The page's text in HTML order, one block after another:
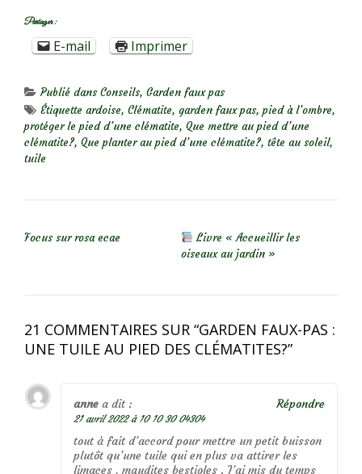
Partager :
E-mail Imprimer
Publié dansConseils, Garden faux pas
Étiquette ardoise, Clématite, garden faux pas, pied à l’ombre,
protéger le pied d’une clématite, Que mettre au pied d’une
clématite?, Que planter au pied d’une clématite?, tête au soleil,
tuile
Focus sur rosa ecae
Livre « Accueillir les
oiseaux au jardin »
21 COMMENTAIRES SUR “GARDEN FAUX-PAS :
UNE TUILE AU PIED DES CLÉMATITES?”
anne a dit :
21 avril 2022 à 10 10 30 04304
tout à fait d’accord pour mettre un petit buisson
plutôt qu’une tuile qui en plus va attirer les
limaces , maudites bestioles . J’ai mis du temps
Répondre